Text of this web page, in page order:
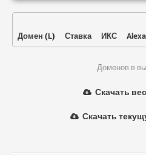
Домен (L) Ставка ИКС Alexa
Доменов в
Скачать
Скачать